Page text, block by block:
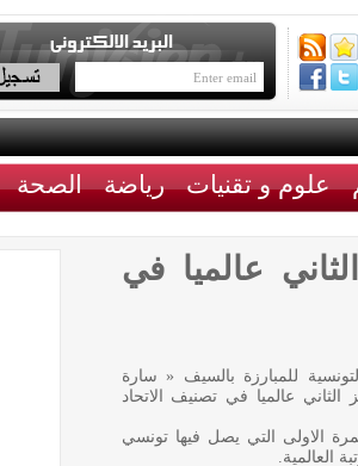
علوم و تقنيات رياضة الصحة
عالميا في
للمبارزة بالسيف « سارة
عالميا في تصنيف الاتحاد
الاولى التي يصل فيها تونسي
العالمية.